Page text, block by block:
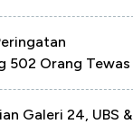
502 Orang Tewas
Galeri 24, UBS &